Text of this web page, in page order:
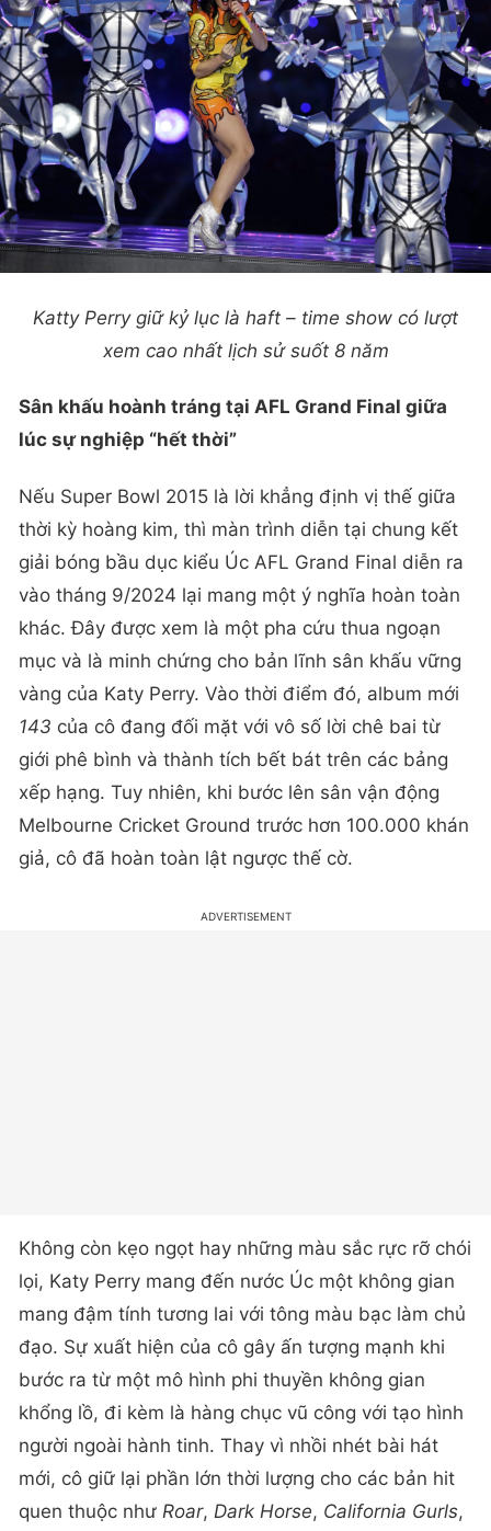
Katty Perry giữ kỷ lục là haft – time show có lượt
xem cao nhất lịch sử suốt 8 năm
Sân khấu hoành tráng tại AFL Grand Final giữa
lúc sự nghiệp “hết thời”
Nếu Super Bowl 2015 là lời khẳng định vị thế giữa
thời kỳ hoàng kim, thì màn trình diễn tại chung kết
giải bóng bầu dục kiểu Úc AFL Grand Final diễn ra
vào tháng 9/2024 lại mang một ý nghĩa hoàn toàn
khác. Đây được xem là một pha cứu thua ngoạn
mục và là minh chứng cho bản lĩnh sân khấu vững
vàng của Katy Perry. Vào thời điểm đó, album mới
143 của cô đang đối mặt với vô số lời chê bai từ
giới phê bình và thành tích bết bát trên các bảng
xếp hạng. Tuy nhiên, khi bước lên sân vận động
Melbourne Cricket Ground trước hơn 100.000 khán
giả, cô đã hoàn toàn lật ngược thế cờ.
Không còn kẹo ngọt hay những màu sắc rực rỡ chói
lọi, Katy Perry mang đến nước Úc một không gian
mang đậm tính tương lai với tông màu bạc làm chủ
đạo. Sự xuất hiện của cô gây ấn tượng mạnh khi
bước ra từ một mô hình phi thuyền không gian
khổng lồ, đi kèm là hàng chục vũ công với tạo hình
người ngoài hành tinh. Thay vì nhồi nhét bài hát
mới, cô giữ lại phần lớn thời lượng cho các bản hit
quen thuộc như Roar, Dark Horse, California Gurls,